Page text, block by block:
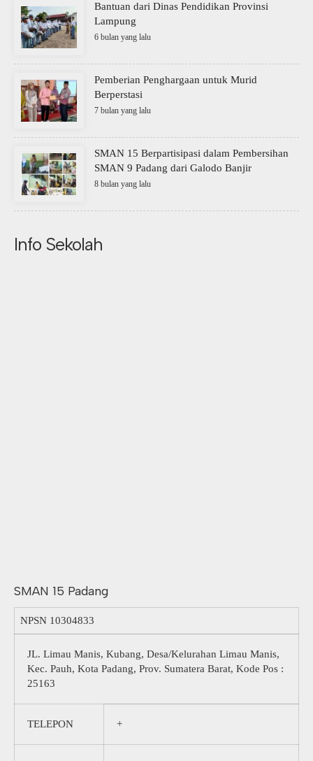
Bantuan dari Dinas Pendidikan Provinsi
Lampung
6 bulan yang lalu
Pemberian Penghargaan untuk Murid
Berperstasi
7 bulan yang lalu
SMAN 15 Berpartisipasi dalam Pembersihan
SMAN 9 Padang dari Galodo Banjir
8 bulan yang lalu
Info Sekolah
SMAN 15 Padang
NPSN 10304833
JL. Limau Manis, Kubang, Desa/Kelurahan Limau Manis,
Kec. Pauh, Kota Padang, Prov. Sumatera Barat, Kode Pos :
25163
TELEPON +